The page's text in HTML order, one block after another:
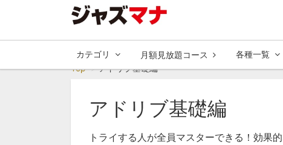
カテゴリ 月額見放題コース 各種一覧
Top
アドリブ基礎編
アドリブ基礎編
トライする人が全員マスターできる！効果